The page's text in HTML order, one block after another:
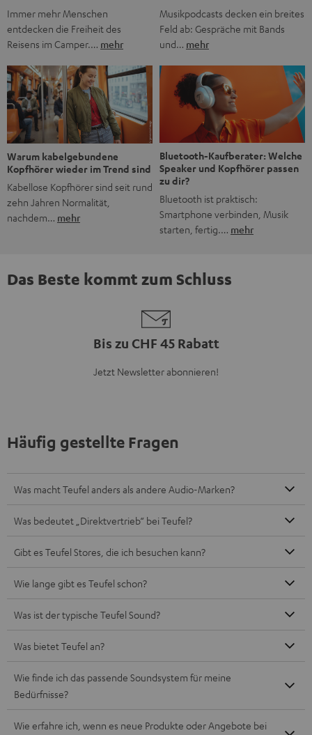
Immer mehr Menschen
entdecken die Freiheit des
Reisens im Camper.… mehr
Musikpodcasts decken ein breites
Feld ab: Gespräche mit Bands
und… mehr
Warum kabelgebundene
Kopfhörer wieder im Trend sind
Kabellose Kopfhörer sind seit rund
zehn Jahren Normalität,
nachdem… mehr
Bluetooth-Kaufberater: Welche
Speaker und Kopfhörer passen
zu dir?
Bluetooth ist praktisch:
Smartphone verbinden, Musik
starten, fertig.… mehr
Das Beste kommt zum Schluss
Bis zu CHF 45 Rabatt
Jetzt Newsletter abonnieren!
Häufig gestellte Fragen
Was macht Teufel anders als andere Audio-Marken?
Was bedeutet „Direktvertrieb“ bei Teufel?
Gibt es Teufel Stores, die ich besuchen kann?
Wie lange gibt es Teufel schon?
Was ist der typische Teufel Sound?
Was bietet Teufel an?
Wie finde ich das passende Soundsystem für meine
Bedürfnisse?
Wie erfahre ich, wenn es neue Produkte oder Angebote bei